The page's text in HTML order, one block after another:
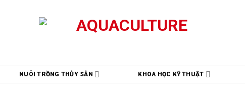
NUÔI TRỒNG THỦY SẢN KHOA HỌC KỸ THUẬT